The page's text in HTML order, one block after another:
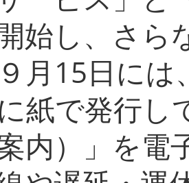
始し、さら
月15日に
紙で発行し
内）」を電